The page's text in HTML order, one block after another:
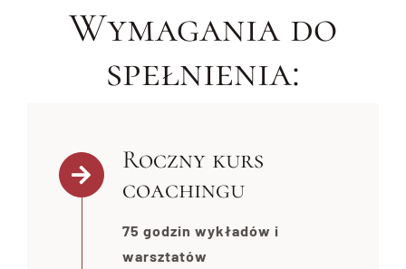
Wymagania do
spełnienia:
Roczny kurs
coachingu
75 godzin wykładów i
warsztatów